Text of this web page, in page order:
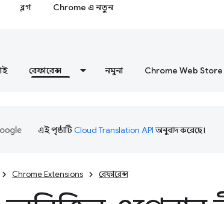
ব্লগ Chrome এ নতুন
রেফারেন্স নমুনা Chrome Web Store
এই পৃষ্ঠাটিCloud Translation APIঅনুবাদ করেছে।
Chrome Extensions রেফারেন্স